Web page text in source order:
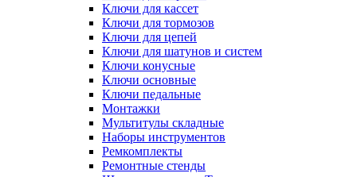
Ключи для кассет
Ключи для тормозов
Ключи для цепей
Ключи для шатунов и систем
Ключи конусные
Ключи основные
Ключи педальные
Монтажки
Мультитулы складные
Наборы инструментов
Ремкомплекты
Ремонтные стенды